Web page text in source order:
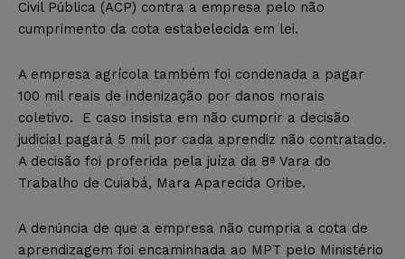
Civil Pública (ACP) contra a empresa pelo não
cumprimento da cota estabelecida em lei.
A empresa agrícola também foi condenada a pagar
100 mil reais de indenização por danos morais
coletivo. E caso insista em não cumprir a decisão
judicial pagará 5 mil por cada aprendiz não contratado.
A decisão foi proferida pela juíza da 8ª Vara do
Trabalho de Cuiabá, Mara Aparecida Oribe.
A denúncia de que a empresa não cumpria a cota de
aprendizagem foi encaminhada ao MPT pelo Ministério